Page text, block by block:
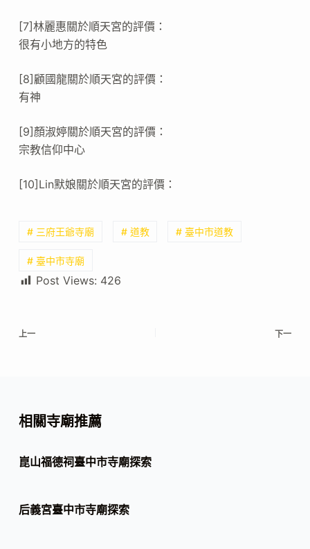
[7]林麗惠關於順天宮的評價：
很有小地方的特色
[8]顧國龍關於順天宮的評價：
有神
[9]顏淑婷關於順天宮的評價：
宗教信仰中心
[10]Lin默娘關於順天宮的評價：
# 三府王爺寺廟 # 道教 # 臺中市道教
# 臺中市寺廟
Post Views: 426
上一 下一
相關寺廟推薦
崑山福德祠臺中市寺廟探索
后義宮臺中市寺廟探索